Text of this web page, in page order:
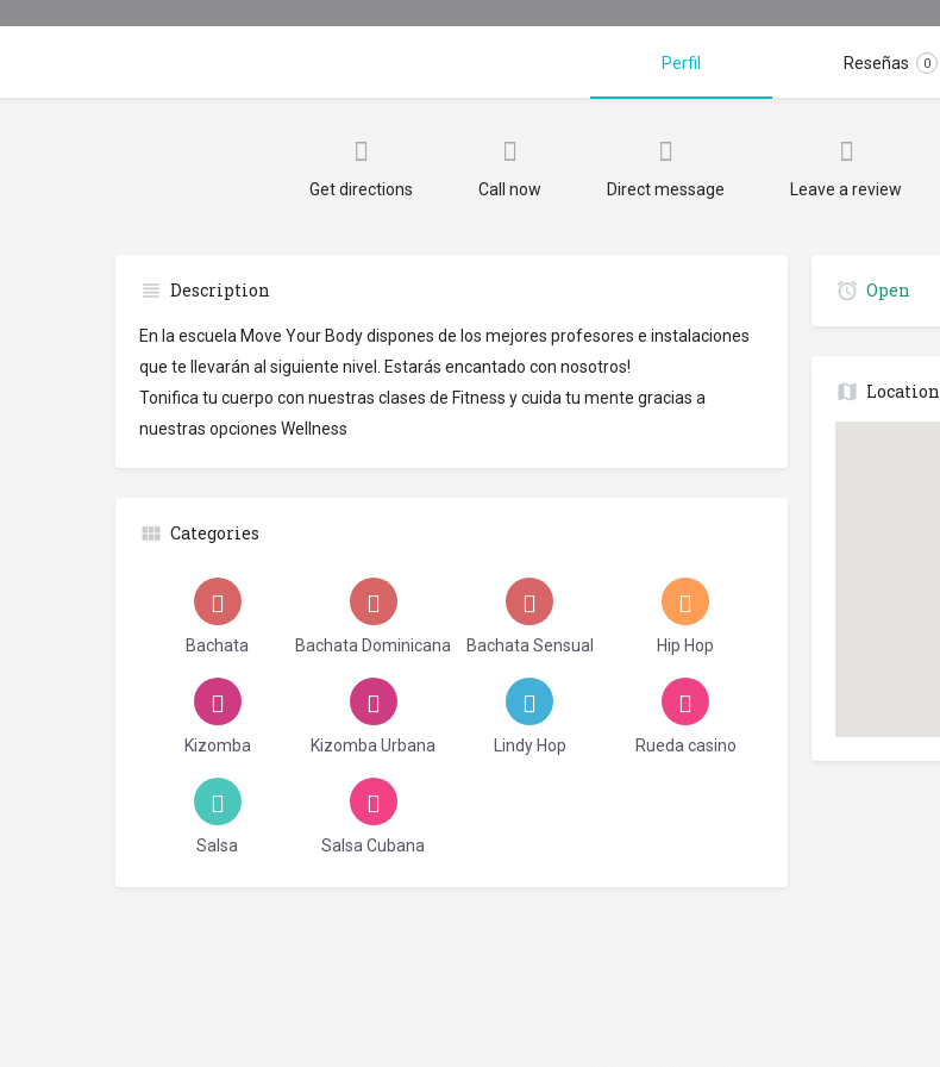
Perfil Reseñas 0
Get directions Call now Direct message Leave a review
Description
En la escuela Move Your Body dispones de los mejores profesores e instalaciones
que te llevarán al siguiente nivel. Estarás encantado con nosotros!
Tonifica tu cuerpo con nuestras clases de Fitness y cuida tu mente gracias a
nuestras opciones Wellness
Open
Location
Categories
Bachata Bachata Dominicana Bachata Sensual Hip Hop
Kizomba Kizomba Urbana Lindy Hop Rueda casino
Salsa Salsa Cubana